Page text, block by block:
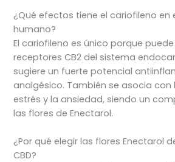
¿Qué efectos tiene el cariofileno en
humano?
El cariofileno es único porque
receptores CB2 del sistema
sugiere un fuerte potencial
analgésico. También se asocia con
estrés y la ansiedad, siendo un
las flores de Enectarol.
¿Por qué elegir las flores Enectarol
CBD?